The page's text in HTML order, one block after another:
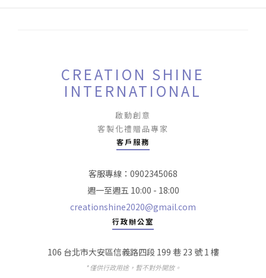
CREATION SHINE
INTERNATIONAL
啟動創意
客製化禮贈品專家
客戶服務
客服專線：0902345068
週一至週五 10:00 - 18:00
creationshine2020@gmail.com
行政辦公室
106 台北市大安區信義路四段 199 巷 23 號 1 樓
* 僅供行政用途，暫不對外開放。